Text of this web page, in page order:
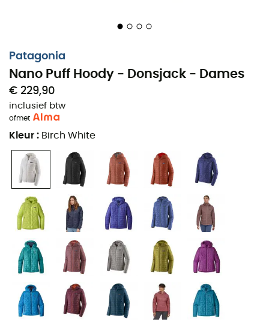
Patagonia
Nano Puff Hoody - Donsjack - Dames
€ 229,90
inclusief btw
ofmet
Kleur : Birch White
Licht, compact, robuust en waterafstotend
Eenvoudige en lichte capuchon die gemakkelijk
onder een helm kan worden gedragen,
Synthetische vulling met de beste thermische
efficiëntie op de markt: PrimaLoft® Gold 60 g/m²,
Baksteenpatroon stiksels met horizontale stiksels
aan de zijkanten om de vulling te stabiliseren,
Stevige stiknaden die uitstekende slijtvastheid
garanderen,
Voorrits met binnenstormflap die zweet afvoert,
Ritsbeschermer voor meer comfort bij de kin,
Twee met rits afsluitbare handwarmtezakken met
Binnenborstzak met rits die dient als opbergzak
voor de jas, met versterkte bevestiging voor